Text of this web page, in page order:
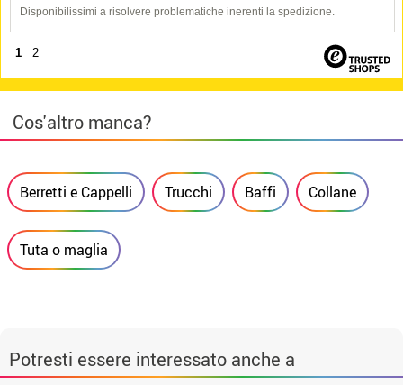
Disponibilissimi a risolvere problematiche inerenti la spedizione.
1 2
Cos'altro manca?
Berretti e Cappelli Trucchi Baffi Collane
Tuta o maglia
Potresti essere interessato anche a